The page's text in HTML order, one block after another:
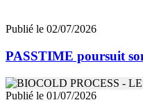
Publié le 02/07/2026
PASSTIME poursuit
Publié le 01/07/2026